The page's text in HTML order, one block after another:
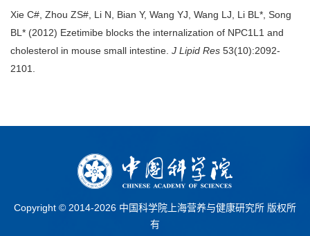
Xie C#, Zhou ZS#, Li N, Bian Y, Wang YJ, Wang LJ, Li BL*, Song
BL* (2012) Ezetimibe blocks the internalization of NPC1L1 and
cholesterol in mouse small intestine. J Lipid Res 53(10):2092-
2101.
Copyright © 2014-2026 中国科学院上海营养与健康研究所 版权所
有